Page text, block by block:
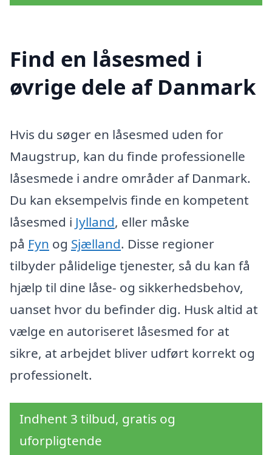
Find en låsesmed i
øvrige dele af Danmark
Hvis du søger en låsesmed uden for
Maugstrup, kan du finde professionelle
låsesmede i andre områder af Danmark.
Du kan eksempelvis finde en kompetent
låsesmed i Jylland, eller måske
på Fyn og Sjælland. Disse regioner
tilbyder pålidelige tjenester, så du kan få
hjælp til dine låse- og sikkerhedsbehov,
uanset hvor du befinder dig. Husk altid at
vælge en autoriseret låsesmed for at
sikre, at arbejdet bliver udført korrekt og
professionelt.
Indhent 3 tilbud, gratis og
uforpligtende